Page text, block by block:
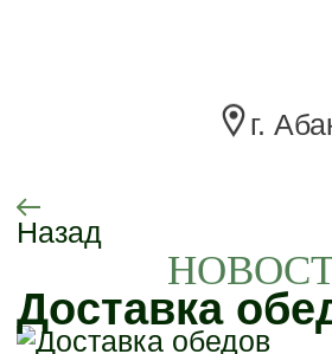
г.
Назад
Доставка